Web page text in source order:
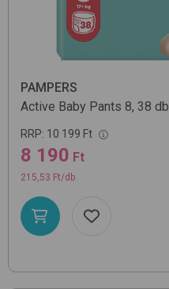
PAMPERS
Active Baby Pants 8, 38 db
RRP: 10 199 Ft
8 190 Ft
215,53 Ft/db